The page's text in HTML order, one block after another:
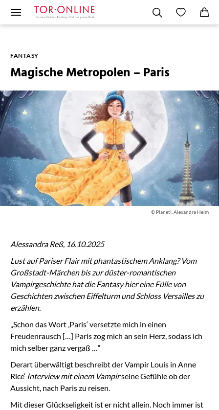
FANTASY
Magische Metropolen – Paris
© Planet!, Alexandra Helm
Alessandra Reß, 16.10.2025
Lust auf Pariser Flair mit phantastischem Anklang? Vom
Großstadt-Märchen bis zur düster-romantischen
Vampirgeschichte hat die Fantasy hier eine Fülle von
Geschichten zwischen Eiffelturm und Schloss Versailles zu
erzählen.
„Schon das Wort ‚Paris‘ versetzte mich in einen
Freudenrausch […] Paris zog mich an sein Herz, sodass ich
mich selber ganz vergaß …“
Derart überwältigt beschreibt der Vampir Louis in Anne
Rice‘ Interview mit einem Vampirseine Gefühle ob der
Aussicht, nach Paris zu reisen.
Mit dieser Glückseligkeit ist er nicht allein. Noch immer ist